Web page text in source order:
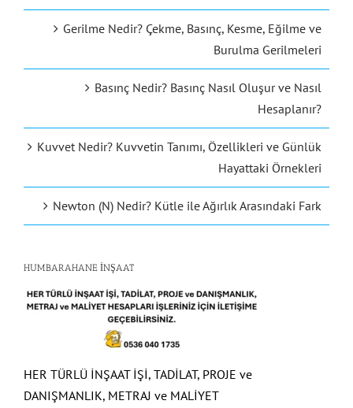
Gerilme Nedir? Çekme, Basınç, Kesme, Eğilme ve
Burulma Gerilmeleri
Basınç Nedir? Basınç Nasıl Oluşur ve Nasıl
Hesaplanır?
Kuvvet Nedir? Kuvvetin Tanımı, Özellikleri ve Günlük
Hayattaki Örnekleri
Newton (N) Nedir? Kütle ile Ağırlık Arasındaki Fark
HUMBARAHANE İNŞAAT
HER TÜRLÜ İNŞAAT İŞİ, TADİLAT, PROJE ve
DANIŞMANLIK, METRAJ ve MALİYET